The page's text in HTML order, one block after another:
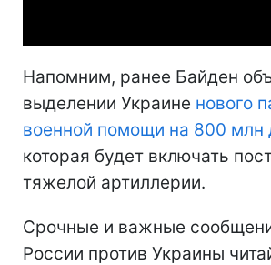
Напомним, ранее Байден
выделении Украине нового
военной помощи на 800 млн
которая будет включать
тяжелой артиллерии.
Срочные и важные
России против Украины